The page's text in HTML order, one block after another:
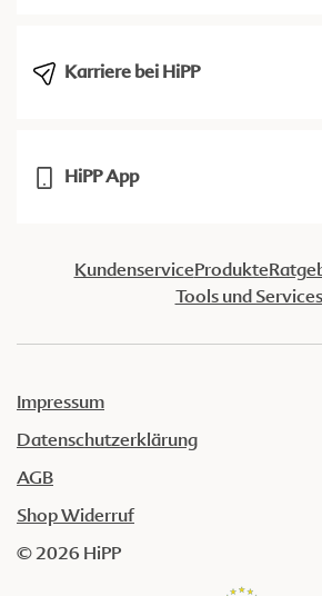
Karriere bei HiPP
HiPP App
KundenserviceProdukte
Tools und Services
Impressum
Datenschutzerklärung
AGB
Shop Widerruf
© 2026 HiPP